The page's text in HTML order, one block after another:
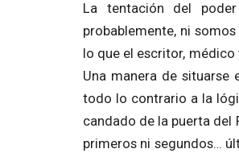
La tentación del
probablemente, ni
lo que el escritor, médico
Una manera de
todo lo contrario a la
candado de la puerta del
primeros ni segundos…